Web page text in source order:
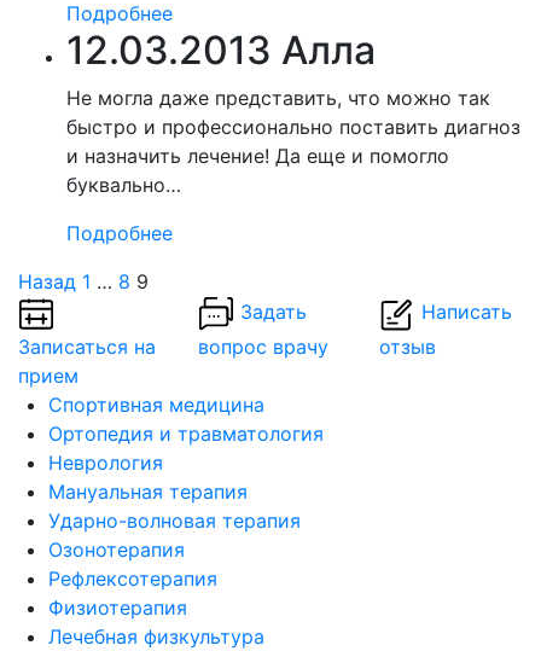
Подробнее
12.03.2013 Алла
Не могла даже представить, что можно так
быстро и профессионально поставить диагноз
и назначить лечение! Да еще и помогло
буквально…
Подробнее
Назад 1 … 8 9
Записаться на
прием
Задать
вопрос врачу
Написать
отзыв
Спортивная медицина
Ортопедия и травматология
Неврология
Мануальная терапия
Ударно-волновая терапия
Озонотерапия
Рефлексотерапия
Физиотерапия
Лечебная физкультура